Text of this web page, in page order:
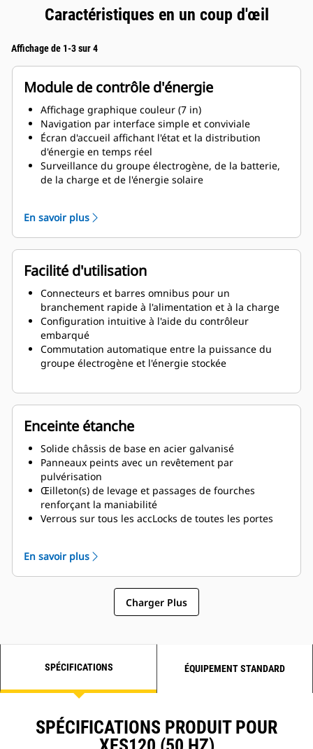
Caractéristiques en un coup d'œil
Affichage de 1-3 sur 4
Module de contrôle d'énergie
Affichage graphique couleur (7 in)
Navigation par interface simple et conviviale
Écran d'accueil affichant l'état et la distribution
d'énergie en temps réel
Surveillance du groupe électrogène, de la batterie,
de la charge et de l'énergie solaire
En savoir plus
Facilité d'utilisation
Connecteurs et barres omnibus pour un
branchement rapide à l'alimentation et à la charge
Configuration intuitive à l'aide du contrôleur
embarqué
Commutation automatique entre la puissance du
groupe électrogène et l'énergie stockée
Enceinte étanche
Solide châssis de base en acier galvanisé
Panneaux peints avec un revêtement par
pulvérisation
Œilleton(s) de levage et passages de fourches
renforçant la maniabilité
Verrous sur tous les accLocks de toutes les portes
Bouton d'arrêt d'urgence extérieur
En savoir plus
Charger Plus
SPÉCIFICATIONS ÉQUIPEMENT STANDARD
SPÉCIFICATIONS PRODUIT POUR